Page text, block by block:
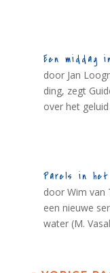
Een middag
door Jan
ding, zegt
over het
Parels in het
door Wim van
een nieuwe
water (M.